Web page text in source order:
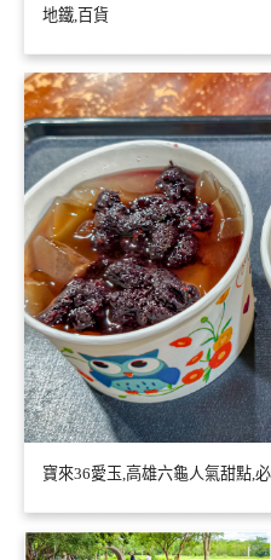
地鐵,百貨
寶來36愛玉,高雄六龜人氣甜點,